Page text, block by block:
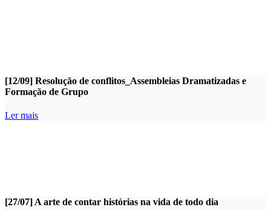
[12/09] Resolução de conflitos_Assembleias Dramatizadas e
Formação de Grupo
Ler mais
[27/07] A arte de contar histórias na vida de todo dia